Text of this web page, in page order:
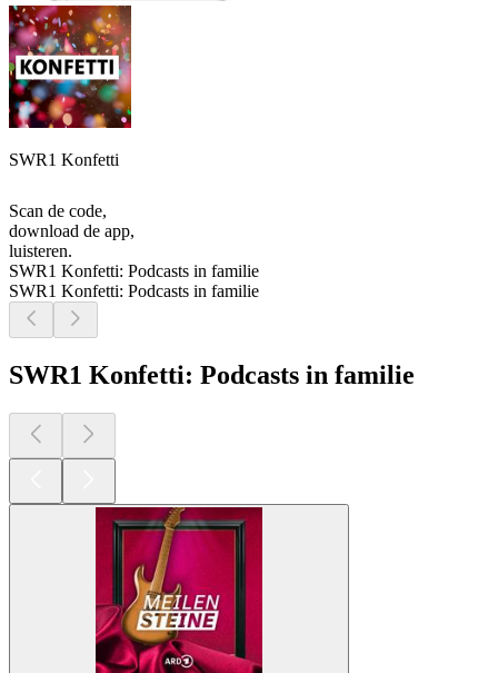
SWR1 Konfetti
Scan de code,
download de app,
luisteren.
SWR1 Konfetti: Podcasts in familie
SWR1 Konfetti: Podcasts in familie
SWR1 Konfetti: Podcasts in familie